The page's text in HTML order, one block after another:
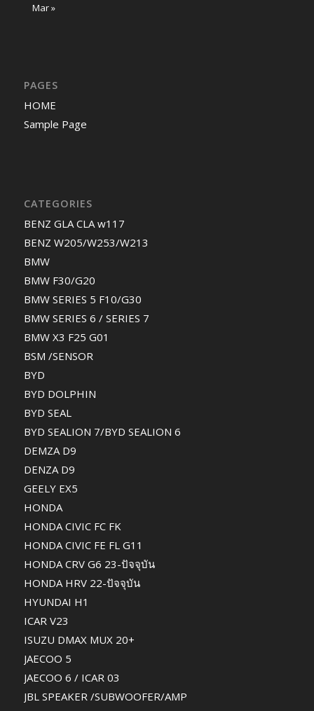
Mar »
PAGES
HOME
Sample Page
CATEGORIES
BENZ GLA CLA w117
BENZ W205/W253/W213
BMW
BMW F30/G20
BMW SERIES 5 F10/G30
BMW SERIES 6 / SERIES 7
BMW X3 F25 G01
BSM /SENSOR
BYD
BYD DOLPHIN
BYD SEAL
BYD SEALION 7/BYD SEALION 6
DEMZA D9
DENZA D9
GEELY EX5
HONDA
HONDA CIVIC FC FK
HONDA CIVIC FE FL G11
HONDA CRV G6 23-ปัจจุบัน
HONDA HRV 22-ปัจจุบัน
HYUNDAI H1
ICAR V23
ISUZU DMAX MUX 20+
JAECOO 5
JAECOO 6 / ICAR 03
JBL SPEAKER /SUBWOOFER/AMP